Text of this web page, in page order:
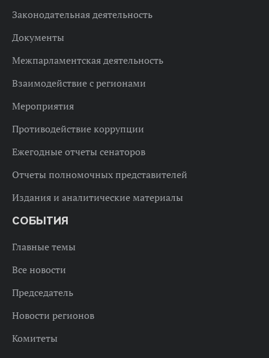
Законодательная деятельность
Документы
Межпарламентская деятельность
Взаимодействие с регионами
Мероприятия
Противодействие коррупции
Ежегодные отчеты сенаторов
Отчеты полномочных представителей
Издания и аналитические материалы
СОБЫТИЯ
Главные темы
Все новости
Председатель
Новости регионов
Комитеты